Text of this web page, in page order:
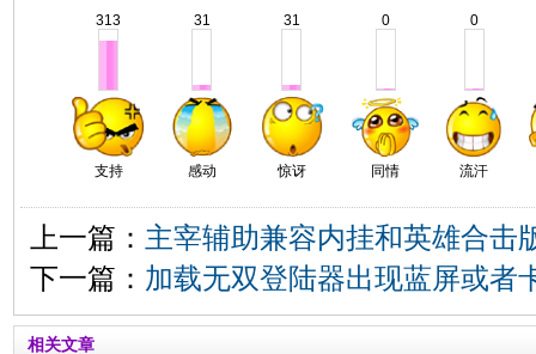
313
支持
31
感动
31
惊讶
0
同情
0
流汗
上一篇： 主宰辅助兼容内挂和英雄合击
下一篇： 加载无双登陆器出现蓝屏或者
相关文章